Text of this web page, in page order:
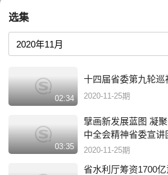
民了解、认识江西的重要窗口。
选集
02:34
十四届省委第九轮
2020-11-25期
03:35
擘画新发展蓝图 凝
中全会精神省委宣讲
2020-11-25期
省水利厅筹资1700